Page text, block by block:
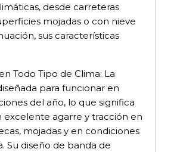
desde carreteras
mojadas o con nieve
sus características
Todo Tipo de Clima: La
para funcionar en
del año, lo que significa
excelente agarre y tracción en
mojadas y en condiciones
Su diseño de banda de